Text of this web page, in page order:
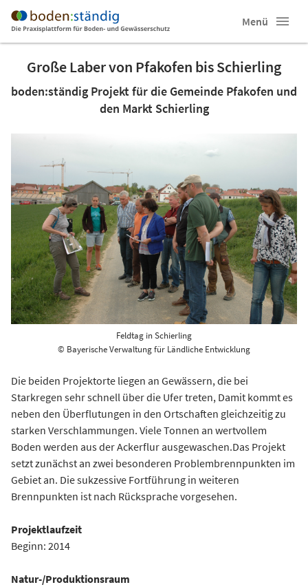
Menü
Große Laber von Pfakofen bis Schierling
boden:ständig Projekt für die Gemeinde Pfakofen und
den Markt Schierling
Feldtag in Schierling
© Bayerische Verwaltung für Ländliche Entwicklung
Die beiden Projektorte liegen an Gewässern, die bei
Starkregen sehr schnell über die Ufer treten, Damit kommt es
neben den Überflutungen in den Ortschaften gleichzeitig zu
starken Verschlammungen. Viele Tonnen an wertvollem
Boden werden aus der Ackerflur ausgewaschen.Das Projekt
setzt zunächst an zwei besonderen Problembrennpunkten im
Gebiet an. Die sukzessive Fortführung in weiteren
Brennpunkten ist nach Rücksprache vorgesehen.
Projektlaufzeit
Beginn: 2014
Natur-/Produktionsraum